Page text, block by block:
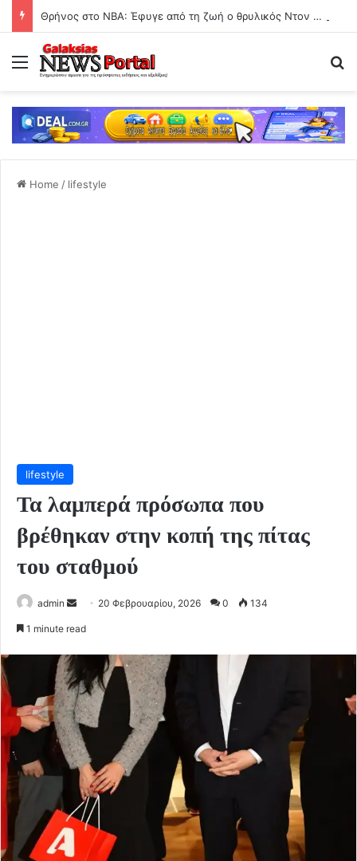
Θρήνος στο ΝΒΑ: Έφυγε από τη ζωή ο θρυλικός Ντον Νέλσον
Menu
Home / lifestyle
lifestyle
Τα λαμπερά πρόσωπα που
βρέθηκαν στην κοπή της πίτας
του σταθμού
admin
Send 20 Φεβρουαρίου, 2026 0 134
1 minute read